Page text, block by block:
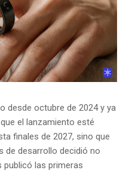
desde octubre de 2024 y ya
el lanzamiento esté
finales de 2027, sino que
de desarrollo decidió no
publicó las primeras